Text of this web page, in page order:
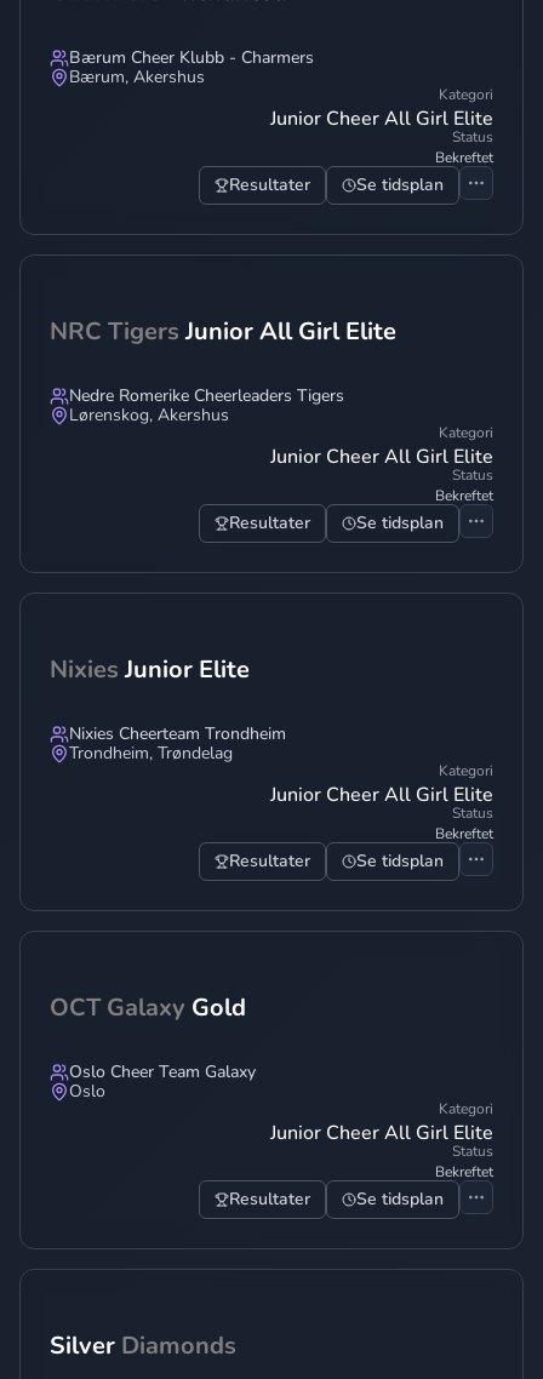
Bærum Cheer Klubb - Charmers
Bærum, Akershus
Kategori
Junior Cheer All Girl Elite
Status
Bekreftet
Resultater Se tidsplan
NRC Tigers Junior All Girl Elite
Nedre Romerike Cheerleaders Tigers
Lørenskog, Akershus
Kategori
Junior Cheer All Girl Elite
Status
Bekreftet
Resultater Se tidsplan
Nixies Junior Elite
Nixies Cheerteam Trondheim
Trondheim, Trøndelag
Kategori
Junior Cheer All Girl Elite
Status
Bekreftet
Resultater Se tidsplan
OCT Galaxy Gold
Oslo Cheer Team Galaxy
Oslo
Kategori
Junior Cheer All Girl Elite
Status
Bekreftet
Resultater Se tidsplan
Silver Diamonds